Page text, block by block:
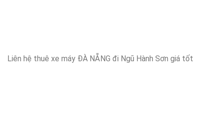
Liên hệ thuê xe máy ĐÀ NẴNG đi Ngũ Hành Sơn giá tốt